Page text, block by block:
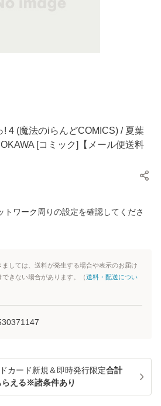
! 4 (魔法のiらんどCOMICS) / 夏葉
[コミック]【メール便送料
トワーク周りの設定を確認してくださ
しては、送料が発生する場合や表示のお届け
きない場合があります。（送料・配送につい
カード新規＆即時発行限定合計
える※諸条件あり